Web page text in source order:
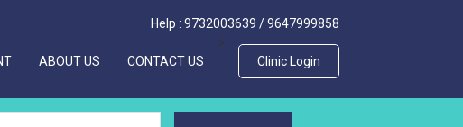
Help : 9732003639 /9647999858
ABOUT US CONTACT US
>
Clinic Login